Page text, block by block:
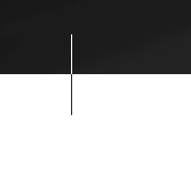
職種一覧
よくあるご質問